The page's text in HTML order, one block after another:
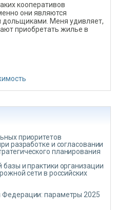
кооперативов
они являются
Меня удивляет,
приобретать жилье в
приоритетов
разработке и согласовании
планирования
и практики организации
сети в российских
параметры 2025